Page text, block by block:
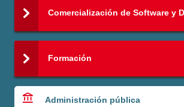
Comercialización de Software y
Formación
Administración pública